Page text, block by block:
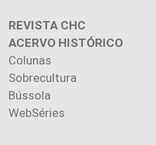
REVISTA CHC
ACERVO HISTÓRICO
Colunas
Sobrecultura
Bússola
WebSéries